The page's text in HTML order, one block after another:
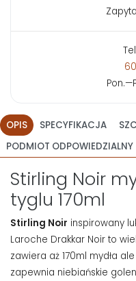
OPIS SPECYFIKACJA
PODMIOT ODPOWIEDZIALNY
Stirling Noir
tyglu 170ml
Stirling Noir inspirowany
Laroche Drakkar Noir to
zawiera aż 170ml mydła
zapewnia niebiańskie